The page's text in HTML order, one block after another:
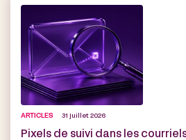
ARTICLES 31 juillet 2026
Pixels de suivi dans les